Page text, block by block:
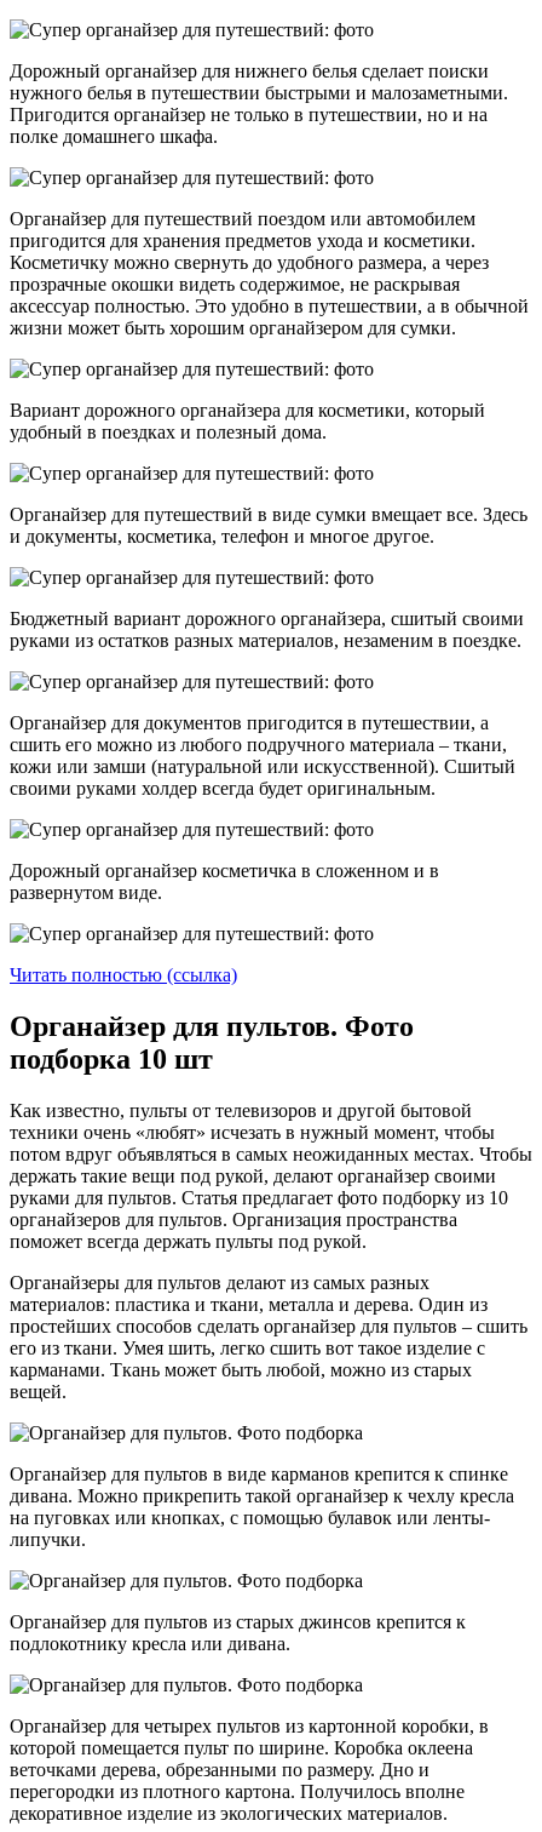
Дорожный органайзер для нижнего белья сделает поиски
нужного белья в путешествии быстрыми и малозаметными.
Пригодится органайзер не только в путешествии, но и на
полке домашнего шкафа.
Органайзер для путешествий поездом или автомобилем
пригодится для хранения предметов ухода и косметики.
Косметичку можно свернуть до удобного размера, а через
прозрачные окошки видеть содержимое, не раскрывая
аксессуар полностью. Это удобно в путешествии, а в обычной
жизни может быть хорошим органайзером для сумки.
Вариант дорожного органайзера для косметики, который
удобный в поездках и полезный дома.
Органайзер для путешествий в виде сумки вмещает все. Здесь
и документы, косметика, телефон и многое другое.
Бюджетный вариант дорожного органайзера, сшитый своими
руками из остатков разных материалов, незаменим в поездке.
Органайзер для документов пригодится в путешествии, а
сшить его можно из любого подручного материала – ткани,
кожи или замши (натуральной или искусственной). Сшитый
своими руками холдер всегда будет оригинальным.
Дорожный органайзер косметичка в сложенном и в
развернутом виде.
Читать полностью (ссылка)
Органайзер для пультов. Фото
подборка 10 шт
Как известно, пульты от телевизоров и другой бытовой
техники очень «любят» исчезать в нужный момент, чтобы
потом вдруг объявляться в самых неожиданных местах. Чтобы
держать такие вещи под рукой, делают органайзер своими
руками для пультов. Статья предлагает фото подборку из 10
органайзеров для пультов. Организация пространства
поможет всегда держать пульты под рукой.
Органайзеры для пультов делают из самых разных
материалов: пластика и ткани, металла и дерева. Один из
простейших способов сделать органайзер для пультов – сшить
его из ткани. Умея шить, легко сшить вот такое изделие с
карманами. Ткань может быть любой, можно из старых
вещей.
Органайзер для пультов в виде карманов крепится к спинке
дивана. Можно прикрепить такой органайзер к чехлу кресла
на пуговках или кнопках, с помощью булавок или ленты-
липучки.
Органайзер для пультов из старых джинсов крепится к
подлокотнику кресла или дивана.
Органайзер для четырех пультов из картонной коробки, в
которой помещается пульт по ширине. Коробка оклеена
веточками дерева, обрезанными по размеру. Дно и
перегородки из плотного картона. Получилось вполне
декоративное изделие из экологических материалов.